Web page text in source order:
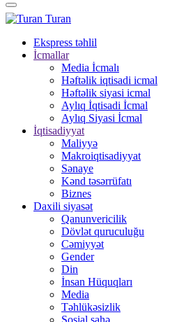
Turan
Ekspress təhlil
İcmallar
Media İcmalı
Həftəlik iqtisadi icmal
Həftəlik siyasi icmal
Aylıq İqtisadi İcmal
Aylıq Siyasi İcmal
İqtisadiyyat
Maliyyə
Makroiqtisadiyyat
Sənaye
Kənd təsərrüfatı
Biznes
Daxili siyasət
Qanunvericilik
Dövlət quruculuğu
Cəmiyyət
Gender
Din
İnsan Hüquqları
Media
Təhlükəsizlik
Sosial sahə